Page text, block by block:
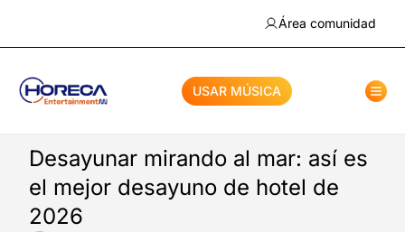
Área comunidad
USAR MÚSICA
Desayunar mirando al mar: así es
el mejor desayuno de hotel de
2026